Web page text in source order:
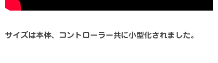
サイズは本体、コントローラー共に小型化されました。